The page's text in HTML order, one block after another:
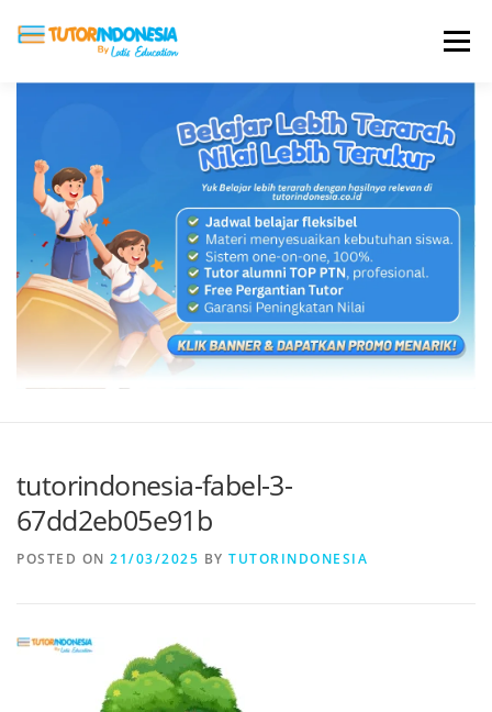
Menu
ABOUT US JADI PENGAJAR
BIAYA LES TESTIMONI PROFIL ALUMNI
BLOG DAFTAR SEKOLAH
tutorindonesia-fabel-3-
67dd2eb05e91b
POSTED ON 21/03/2025 BY TUTORINDONESIA